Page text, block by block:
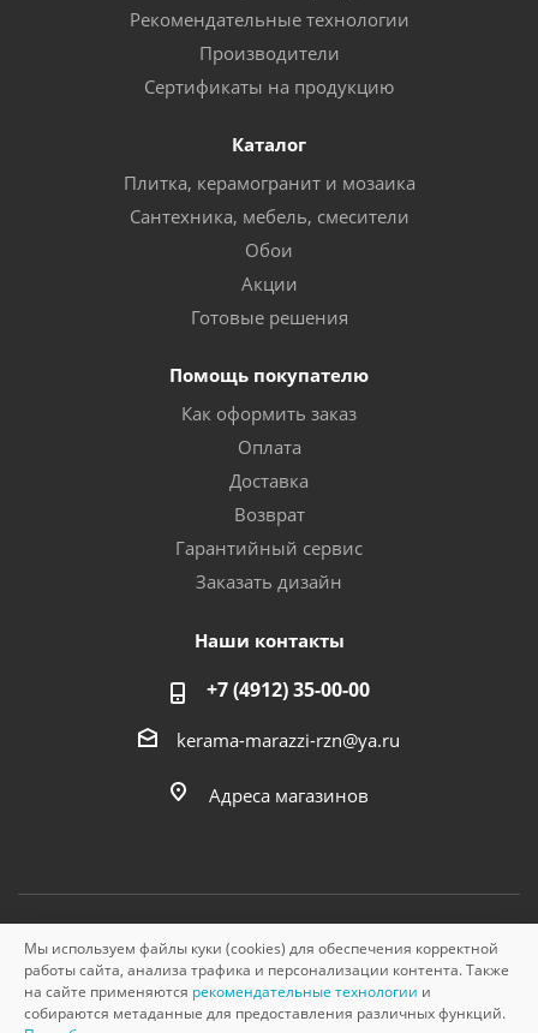
Рекомендательные технологии
Производители
Сертификаты на продукцию
Каталог
Плитка, керамогранит и мозаика
Сантехника, мебель, смесители
Обои
Акции
Готовые решения
Помощь покупателю
Как оформить заказ
Оплата
Доставка
Возврат
Гарантийный сервис
Заказать дизайн
Наши контакты
+7 (4912) 35-00-00
kerama-marazzi-rzn@ya.ru
Адреса магазинов
© «Керама Марацци», ОГРН 1145749000210, 2026
Мы используем файлы куки (cookies) для обеспечения корректной
работы сайта, анализа трафика и персонализации контента. Также
на сайте применяются рекомендательные технологии и
собираются метаданные для предоставления различных функций.